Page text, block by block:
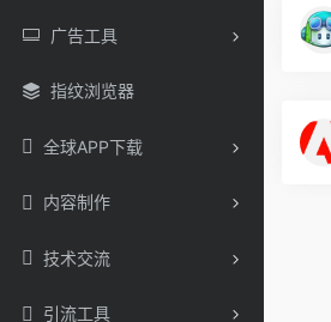
广告工具
指纹浏览器
全球APP下载
内容制作
技术交流
引流工具